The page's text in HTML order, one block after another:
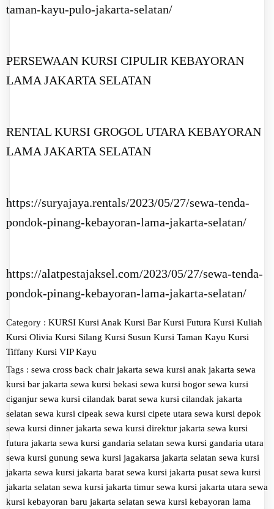
taman-kayu-pulo-jakarta-selatan/
PERSEWAAN KURSI CIPULIR KEBAYORAN
LAMA JAKARTA SELATAN
RENTAL KURSI GROGOL UTARA KEBAYORAN
LAMA JAKARTA SELATAN
https://suryajaya.rentals/2023/05/27/sewa-tenda-
pondok-pinang-kebayoran-lama-jakarta-selatan/
https://alatpestajaksel.com/2023/05/27/sewa-tenda-
pondok-pinang-kebayoran-lama-jakarta-selatan/
Category : KURSI Kursi Anak Kursi Bar Kursi Futura Kursi Kuliah
Kursi Olivia Kursi Silang Kursi Susun Kursi Taman Kayu Kursi
Tiffany Kursi VIP Kayu
Tags : sewa cross back chair jakarta sewa kursi anak jakarta sewa
kursi bar jakarta sewa kursi bekasi sewa kursi bogor sewa kursi
ciganjur sewa kursi cilandak barat sewa kursi cilandak jakarta
selatan sewa kursi cipeak sewa kursi cipete utara sewa kursi depok
sewa kursi dinner jakarta sewa kursi direktur jakarta sewa kursi
futura jakarta sewa kursi gandaria selatan sewa kursi gandaria utara
sewa kursi gunung sewa kursi jagakarsa jakarta selatan sewa kursi
jakarta sewa kursi jakarta barat sewa kursi jakarta pusat sewa kursi
jakarta selatan sewa kursi jakarta timur sewa kursi jakarta utara sewa
kursi kebayoran baru jakarta selatan sewa kursi kebayoran lama